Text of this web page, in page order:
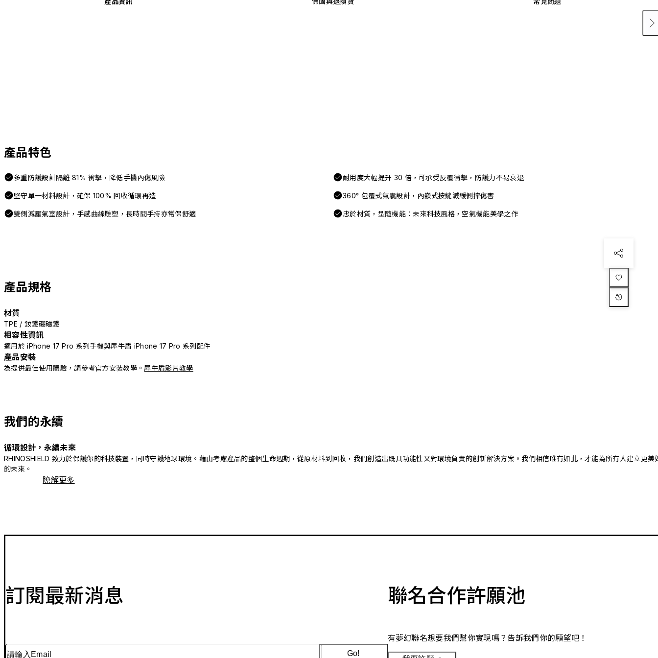
產品特色
多重防護設計隔離 81% 衝擊，降低手機內傷風險 耐用度大幅提升 30 倍，可承受反覆衝擊，防護力不易衰退
堅守單一材料設計，確保 100% 回收循環再造 360° 包覆式氣囊設計，內嵌式按鍵減緩側摔傷害
雙側減壓氣室設計，手感曲線雕塑，長時間手持亦常保舒適 忠於材質，型隨機能：未來科技風格，空氣機能美學之作
產品規格
材質
TPE / 釹鐵硼磁鐵
相容性資訊
適用於 iPhone 17 Pro 系列手機與犀牛盾 iPhone 17 Pro 系列配件
產品安裝
為提供最佳使用體驗，請參考官方安裝教學。 犀牛盾影片教學
我們的永續
循環設計，永續未來
RHINOSHIELD 致力於保護你的科技裝置，同時守護地球環境。藉由考慮產品的整個生命週期，從原材料到回收，我們創造出既具功能性又對環境負責的創新解決方案。我們相信唯有如此，才能為所有人建立更美
的未來。
瞭解更多
訂閱最新消息
請輸入Email Go!
聯名合作許願池
有夢幻聯名想要我們幫你實現嗎？告訴我們你的願望吧！